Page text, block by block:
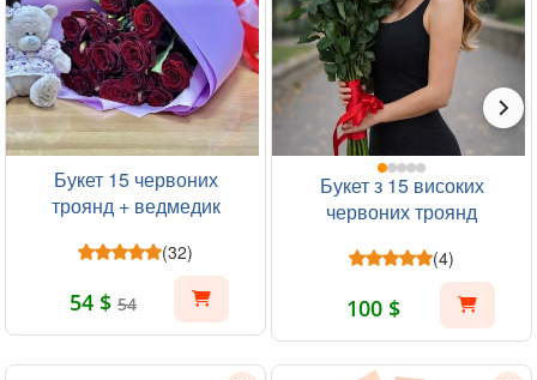
Букет 15 червоних
троянд + ведмедик
(32)
54 $ 54
Букет з 15 високих
червоних троянд
(4)
100 $